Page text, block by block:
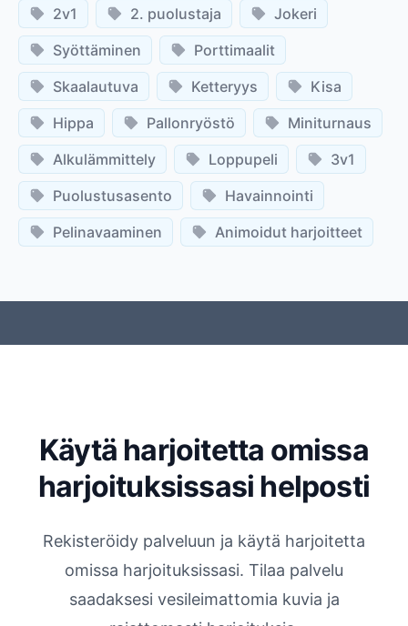
2v1 2. puolustaja
Jokeri
Syöttäminen
Porttimaalit
Skaalautuva
Ketteryys
Kisa
Hippa
Pallonryöstö
Miniturnaus
Alkulämmittely
Loppupeli
3v1
Puolustusasento
Havainnointi
Pelinavaaminen
Animoidut harjoitteet
Käytä harjoitetta omissa
harjoituksissasi helposti
Rekisteröidy palveluun ja käytä harjoitetta
omissa harjoituksissasi. Tilaa palvelu
saadaksesi vesileimattomia kuvia ja